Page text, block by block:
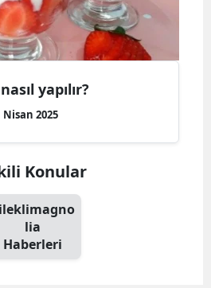
yapılır?
Nisan 2025
Konular
lia
Haberleri